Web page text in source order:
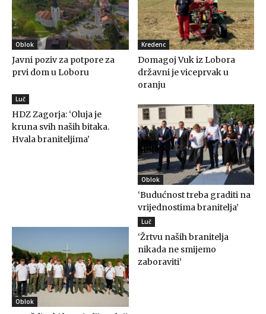
Oblok
Javni poziv za potpore za
prvi dom u Loboru
Kredenc
Domagoj Vuk iz Lobora
državni je viceprvak u
oranju
Luč
HDZ Zagorja: ‘Oluja je
kruna svih naših bitaka.
Hvala braniteljima’
Oblok
‘Budućnost treba graditi na
vrijednostima branitelja’
Oblok
Luč
‘Žrtvu naših branitelja
nikada ne smijemo
zaboraviti’